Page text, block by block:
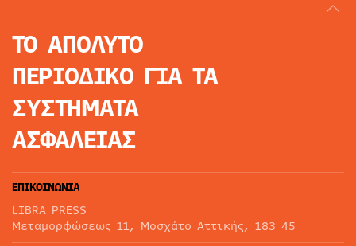
ΤΟ ΑΠΟΛΥΤΟ
ΠΕΡΙΟΔΙΚΟ ΓΙΑ ΤΑ
ΣΥΣΤΗΜΑΤΑ
ΑΣΦΑΛΕΙΑΣ
ΕΠΙΚΟΙΝΩΝΙΑ
LIBRA PRESS
Μεταμορφώσεως 11, Μοσχάτο Αττικής, 183 45